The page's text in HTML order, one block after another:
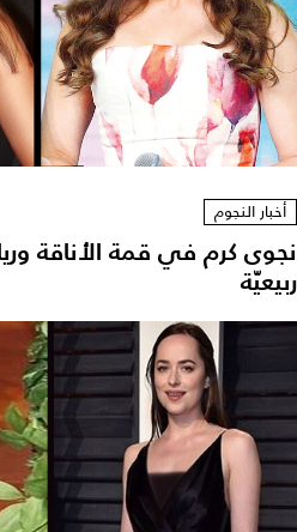
أخبار النجوم
نجوى كرم في قمة الأناقة
ربيعيّة